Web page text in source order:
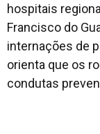
hospitais
Francisco do
internações de
orienta que os
condutas